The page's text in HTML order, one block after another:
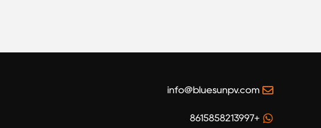
info@bluesunpv.com
+8615858213997